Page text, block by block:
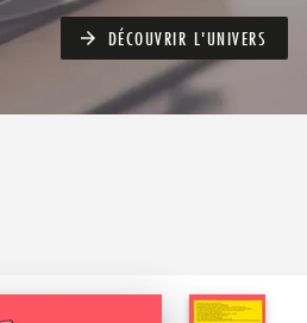
arrow_forward DÉCOUVRIR L'UNIVERS